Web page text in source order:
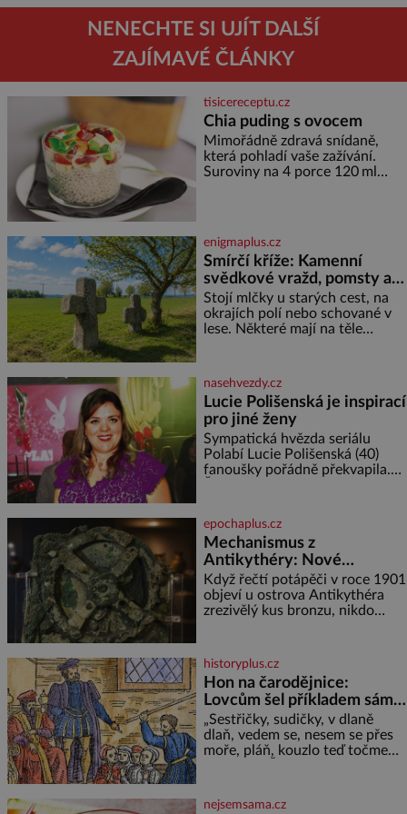
NENECHTE SI UJÍT DALŠÍ
ZAJÍMAVÉ ČLÁNKY
tisicereceptu.cz
Chia puding s ovocem
Mimořádně zdravá snídaně,
která pohladí vaše zažívání.
Suroviny na 4 porce 120 ml
nasypeme chia semí
enigmaplus.cz
Smírčí kříže: Kamenní
svědkové vražd, pomsty a
dávných vin
Stojí mlčky u starých cest, na
okrajích polí nebo schované v
lese. Některé mají na těle
kříž. Na první pohled vypadají
jako zapomenuté nábo
nasehvezdy.cz
Lucie Polišenská je inspirací
pro jiné ženy
Sympatická hvězda seriálu
Polabí Lucie Polišenská (40)
fanoušky pořádně překvapila.
módu si příliš nepotrpí, se
vůbec poprvé postavila před
objekti
epochaplus.cz
Mechanismus z
Antikythéry: Nové
výzkumy odhalují další
překvapení o starověkém
počítači
Když řečtí potápěči v roce 1901
objeví u ostrova Antikythéra
zrezivělý kus bronzu, nikdo
starověku. Až moderní
rentgenové tomografy odhalí
desítky ozubených kol ukrytých
uvnitř. Mechanismus z
Antikythéry je dnes považován
za nejstarší známý analogový
počítač na světě. Přesto ani po
historyplus.cz
Hon na čarodějnice:
Lovcům šel příkladem sám
král
„Sestřičky, sudičky, v dlaně
dlaň, vedem se, nesem se přes
moře, pláň, kouzlo teď točme
napětím ani nedýchají. Píše se
nejsemsama.cz